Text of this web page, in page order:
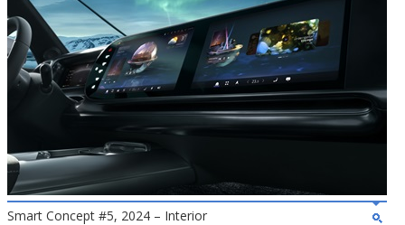
Smart Concept #5, 2024 – Interior